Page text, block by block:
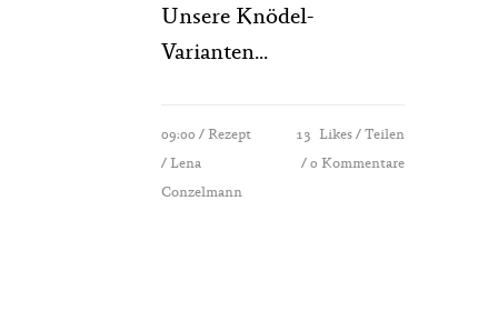
Unsere Knödel-
Varianten...
09:00 / Rezept
/ Lena
Conzelmann
13 Likes
Teilen
0 Kommentare